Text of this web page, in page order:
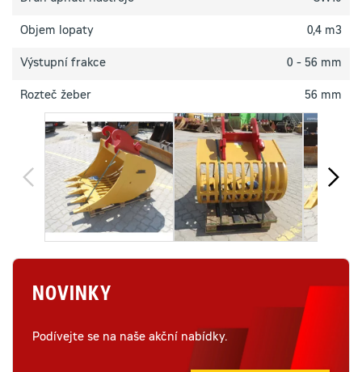
Objem lopaty 0,4 m3
Výstupní frakce 0 - 56 mm
Rozteč žeber 56 mm
NOVINKY
Podívejte se na naše akční nabídky.